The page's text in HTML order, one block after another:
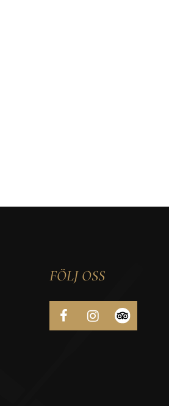
FÖLJ OSS